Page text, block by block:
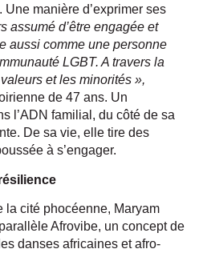
manière d’exprimer ses
assumé d’être engagée et
aussi comme une personne
LGBT. A travers la
et les minorités »,
de 47 ans. Un
l’ADN familial, du côté de sa
De sa vie, elle tire des
à s’engager.
la cité phocéenne, Maryam
Afrovibe, un concept de
danses africaines et afro-